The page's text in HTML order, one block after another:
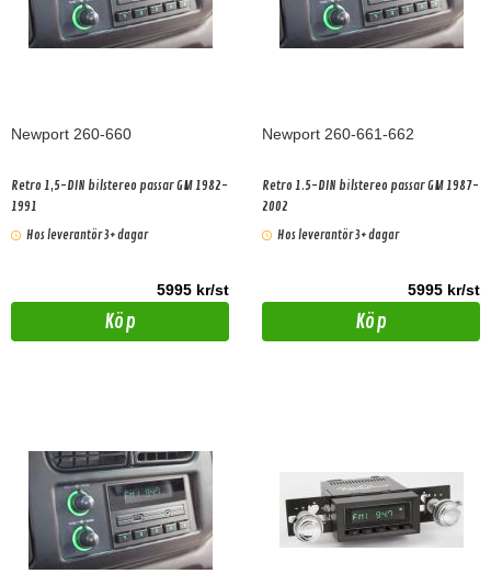
Newport 260-660
Retro 1,5-DIN bilstereo passar GM 1982-
1991
Hos leverantör 3+ dagar
5995 kr/st
Köp
Newport 260-661-662
Retro 1.5-DIN bilstereo passar GM 1987-
2002
Hos leverantör 3+ dagar
5995 kr/st
Köp